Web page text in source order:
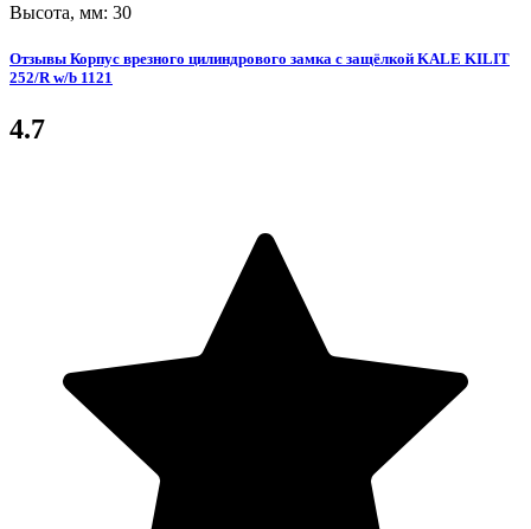
Высота, мм: 30
Отзывы Корпус врезного цилиндрового замка с защёлкой KALE KILIT
252/R w/b 1121
4.7